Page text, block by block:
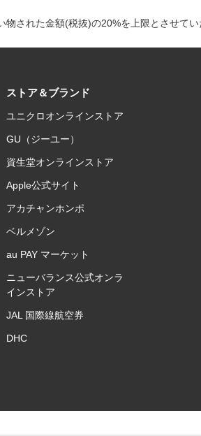
された金額(税抜)の20%を上限とさせて
ストア＆ブランド
ユニクロオンラインストア
GU（ジーユー）
資生堂オンラインストア
Apple公式サイト
アカチャンホンポ
ベルメゾン
au PAY マーケット
ニューバランス公式オンラ
インストア
JAL 国際線航空券
DHC